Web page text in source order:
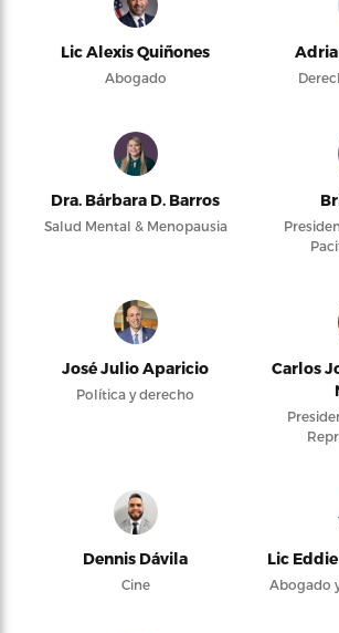
Lic Alexis Quiñones
Abogado
Dra. Bárbara D. Barros
Salud Mental & Menopausia
José Julio Aparicio
Política y derecho
Carlos
Dennis Dávila
Cine
Lic
Abogado